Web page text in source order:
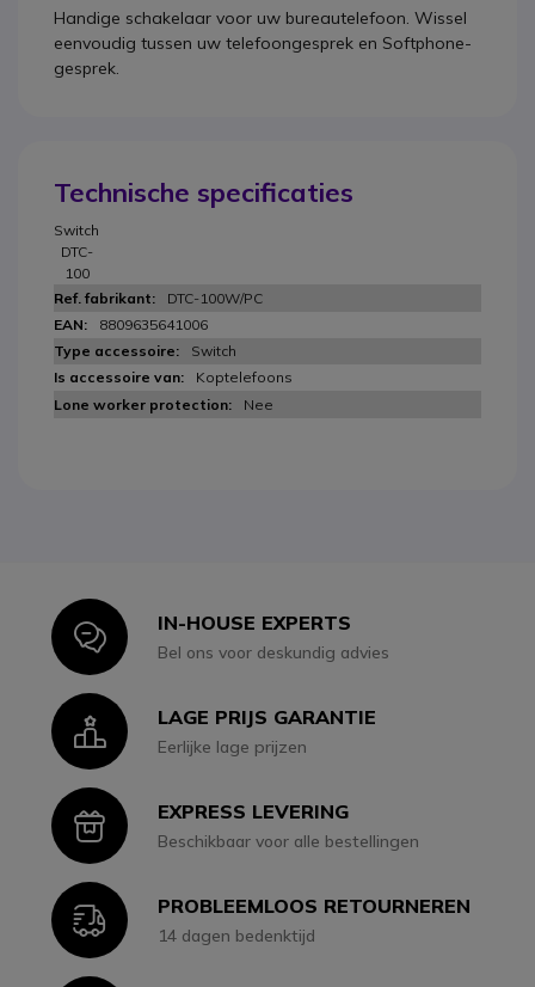
Handige schakelaar voor uw bureautelefoon. Wissel
eenvoudig tussen uw telefoongesprek en Softphone-
gesprek.
Technische specificaties
Switch
DTC-
100
DTC-100W/PC
8809635641006
Switch
Koptelefoons
Nee
IconIN-HOUSE EXPERTS
Bel ons voor deskundig advies
IconLAGE PRIJS GARANTIE
Eerlijke lage prijzen
IconEXPRESS LEVERING
Beschikbaar voor alle bestellingen
IconPROBLEEMLOOS RETOURNEREN
14 dagen bedenktijd